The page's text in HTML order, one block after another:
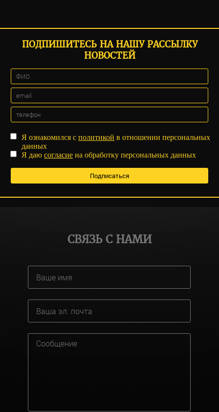
ПОДПИШИТЕСЬ НА НАШУ РАССЫЛКУ
НОВОСТЕЙ
Я ознакомился сполитикой в отношении персональных
данных
Я даюсогласие на обработку персональных данных
СВЯЗЬ С НАМИ